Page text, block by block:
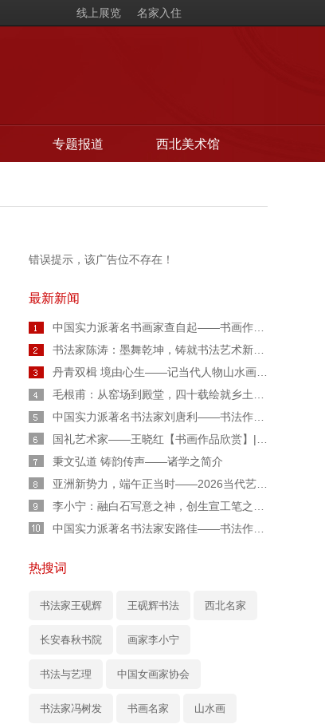
线上展览 名家入住
专题报道 西北美术馆
错误提示，该广告位不存在！
最新新闻
秉文弘道 铸韵传声——诸学之简介
热搜词
书法家王砚辉 王砚辉书法 西北名家
长安春秋书院 画家李小宁
书法与艺理 中国女画家协会
书法家冯树发 书画名家 山水画